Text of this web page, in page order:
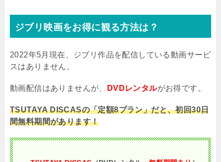
ジブリ映画をお得に観る方法は？
2022年5月現在、ジブリ作品を配信している動画サービ
スはありません。
動画配信はありませんが、 DVDレンタルがお得です。
TSUTAYA DISCASの「定額8プラン」だと、初回30日
間無料期間があります！